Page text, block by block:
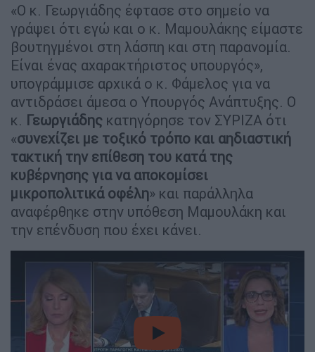
«Ο κ. Γεωργιάδης έφτασε στο σημείο να
γράψει ότι εγώ και ο κ. Μαμουλάκης είμαστε
βουτηγμένοι στη λάσπη και στη παρανομία.
Είναι ένας αχαρακτήριστος υπουργός»,
υπογράμμισε αρχικά ο κ. Φάμελος για να
αντιδράσει άμεσα ο Υπουργός Ανάπτυξης. Ο
κ. Γεωργιάδης κατηγόρησε τον ΣΥΡΙΖΑ ότι
«συνεχίζει με τοξικό τρόπο και αηδιαστική
τακτική την επίθεση του κατά της
κυβέρνησης για να αποκομίσει
μικροπολιτικά οφέλη» και παράλληλα
αναφέρθηκε στην υπόθεση Μαμουλάκη και
την επένδυση που έχει κάνει.
video